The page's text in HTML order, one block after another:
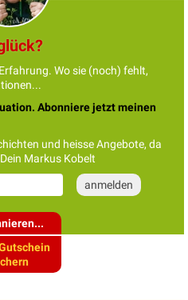
Wo sie (noch) fehlt,
Abonniere jetzt meinen
und heisse Angebote, da
Markus Kobelt